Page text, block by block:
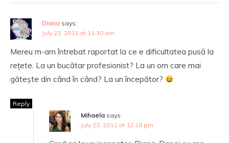
Diana says:
July 23, 2011 at 11:30 am
Mereu m-am întrebat raportat la ce e dificultatea pusă la
rețete. La un bucătar profesionist? La un om care mai
gătește din când în când? La un începător?
Reply
Mihaela says:
July 23, 2011 at 12:18 pm